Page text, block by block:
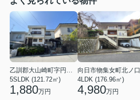
乙訓郡大山崎町字円明寺小字脇山
5SLDK (121.72㎡)
1,880万円
向日市物集女町北ノ口
4LDK (176.96㎡)
4,980万円